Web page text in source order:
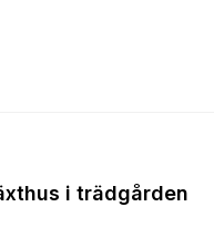
i trädgården